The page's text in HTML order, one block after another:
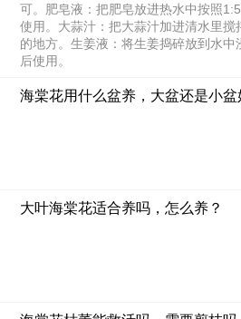
可。肥皂液：把肥皂放进热水中按照
使用。大蒜汁：把大蒜汁加进清水里搅
的地方。生姜液：将生姜捣碎放到水
后使用。
海棠花用什么盆养，大盆还是小盆
大叶海棠花适合养吗，怎么养？